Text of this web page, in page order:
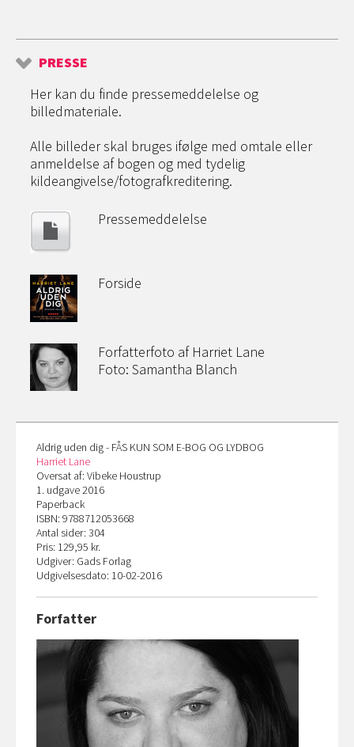
PRESSE
Her kan du finde pressemeddelelse og
billedmateriale.
Alle billeder skal bruges ifølge med omtale eller
anmeldelse af bogen og med tydelig
kildeangivelse/fotografkreditering.
Pressemeddelelse
Forside
Forfatterfoto af Harriet Lane
Foto: Samantha Blanch
Aldrig uden dig - FÅS KUN SOM E-BOG OG LYDBOG
Harriet Lane
Oversat af: Vibeke Houstrup
1. udgave 2016
Paperback
ISBN: 9788712053668
Antal sider: 304
Pris: 129,95 kr.
Udgiver: Gads Forlag
Udgivelsesdato: 10-02-2016
Forfatter